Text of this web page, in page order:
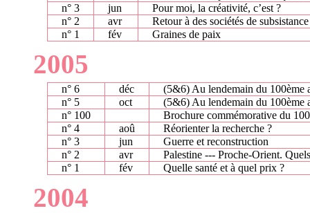
n° 3
jun
Pour moi, la créativité, c’est ?
n° 2
avr
Retour à des sociétés de
n° 1
fév Graines de paix
2005
n° 6 déc
(5&6) Au lendemain du 100ème
n° 5
oct
(5&6) Au lendemain du 100ème
n° 100
Brochure commémorative du
n° 4
aoû
Réorienter la recherche ?
n° 3
jun
Guerre et reconstruction
n° 2
avr
Palestine --- Proche-Orient.
n° 1
fév Quelle santé et à quel prix ?
2004